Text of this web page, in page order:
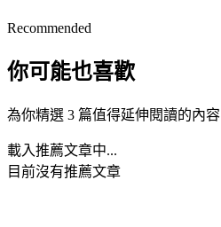
Recommended
你可能也喜歡
為你精選 3 篇值得延伸閱讀的內容
載入推薦文章中...
目前沒有推薦文章